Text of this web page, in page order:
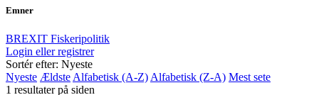
Emner
BREXIT Fiskeripolitik
Login eller registrer
Sortér efter: Nyeste
Nyeste Ældste Alfabetisk (A-Z) Alfabetisk (Z-A) Mest sete
1 resultater på siden